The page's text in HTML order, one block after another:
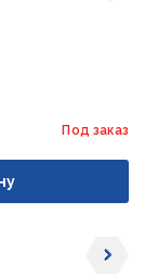
Под заказ